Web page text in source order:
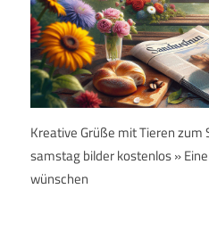
Kreative Grüße mit Tieren zum
samstag bilder kostenlos »
wünschen